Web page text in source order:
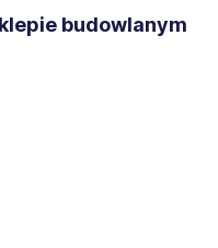
budowlanym